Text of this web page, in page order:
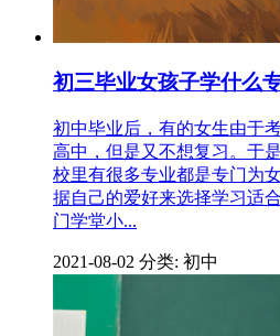
初三毕业女孩子学什么
初中毕业后，有的女生由于
高中，但是又不想复习。于
校里有很多专业都是专门为
据自己的爱好来选择学习适
门学堂小...
2021-08-02 分类: 初中